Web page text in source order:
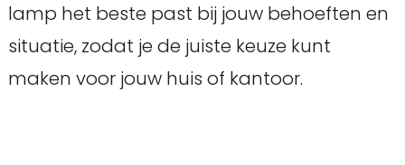
lamp het beste past bij jouw behoeften en
situatie, zodat je de juiste keuze kunt
maken voor jouw huis of kantoor.